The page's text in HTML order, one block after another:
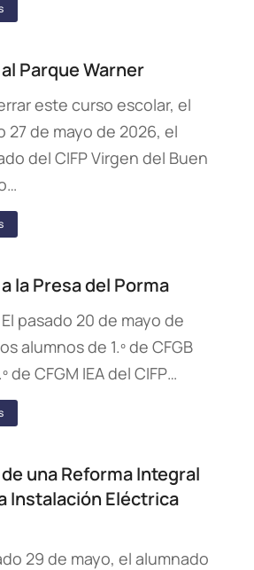
Parque Warner
este curso escolar, el
27 de mayo de 2026, el
del CIFP Virgen del Buen
la Presa del Porma
pasado 20 de mayo de
alumnos de 1.º de CFGB
de CFGM IEA del CIFP…
una Reforma Integral
Instalación Eléctrica
29 de mayo, el alumnado